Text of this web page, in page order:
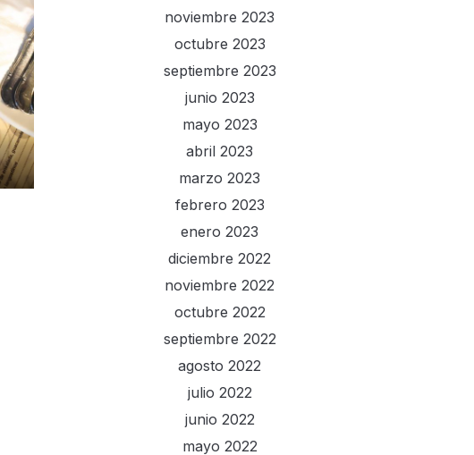
noviembre 2023
octubre 2023
septiembre 2023
junio 2023
mayo 2023
abril 2023
marzo 2023
febrero 2023
enero 2023
diciembre 2022
noviembre 2022
octubre 2022
septiembre 2022
agosto 2022
julio 2022
junio 2022
mayo 2022